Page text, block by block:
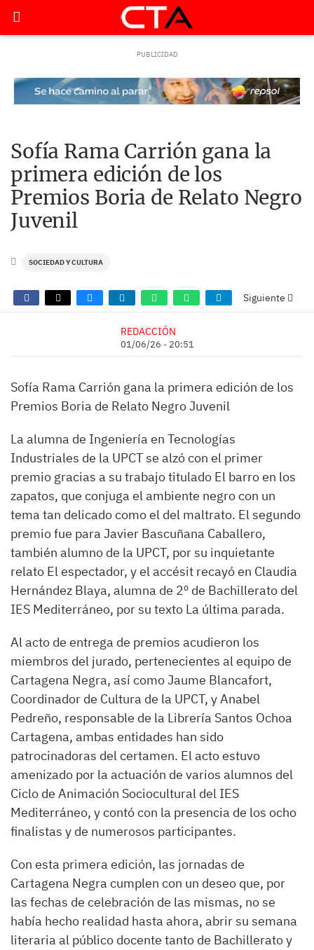
Sofía Rama Carrión gana la
primera edición de los
Premios Boria de Relato Negro
Juvenil
SOCIEDAD Y CULTURA
Siguiente
REDACCIÓN
01/06/26 - 20:51
Sofía Rama Carrión gana la primera edición de los
Premios Boria de Relato Negro Juvenil
​La alumna de Ingeniería en Tecnologías
Industriales de la UPCT se alzó con el primer
premio gracias a su trabajo titulado El barro en los
zapatos, que conjuga el ambiente negro con un
tema tan delicado como el del maltrato. El segundo
premio fue para Javier Bascuñana Caballero,
también alumno de la UPCT, por su inquietante
relato El espectador, y el accésit recayó en Claudia
Hernández Blaya, alumna de 2º de Bachillerato del
IES Mediterráneo, por su texto La última parada.
​Al acto de entrega de premios acudieron los
miembros del jurado, pertenecientes al equipo de
Cartagena Negra, así como Jaume Blancafort,
Coordinador de Cultura de la UPCT, y Anabel
Pedreño, responsable de la Librería Santos Ochoa
Cartagena, ambas entidades han sido
patrocinadoras del certamen. El acto estuvo
amenizado por la actuación de varios alumnos del
Ciclo de Animación Sociocultural del IES
Mediterráneo, y contó con la presencia de los ocho
finalistas y de numerosos participantes.
​Con esta primera edición, las jornadas de
Cartagena Negra cumplen con un deseo que, por
las fechas de celebración de las mismas, no se
había hecho realidad hasta ahora, abrir su semana
literaria al público docente tanto de Bachillerato y